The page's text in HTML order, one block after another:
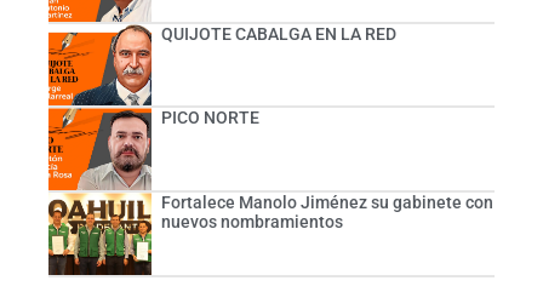
QUIJOTE CABALGA EN LA RED
PICO NORTE
Fortalece Manolo Jiménez su gabinete con
nuevos nombramientos